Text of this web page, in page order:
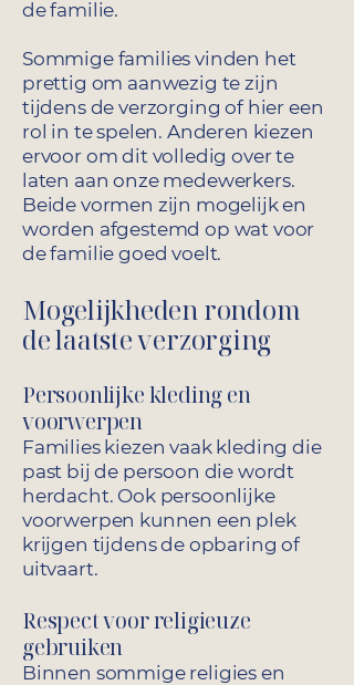
de familie.
Sommige families vinden het
prettig om aanwezig te zijn
tijdens de verzorging of hier een
rol in te spelen. Anderen kiezen
ervoor om dit volledig over te
laten aan onze medewerkers.
Beide vormen zijn mogelijk en
worden afgestemd op wat voor
de familie goed voelt.
Mogelijkheden rondom
de laatste verzorging
Persoonlijke kleding en
voorwerpen
Families kiezen vaak kleding die
past bij de persoon die wordt
herdacht. Ook persoonlijke
voorwerpen kunnen een plek
krijgen tijdens de opbaring of
uitvaart.
Respect voor religieuze
gebruiken
Binnen sommige religies en